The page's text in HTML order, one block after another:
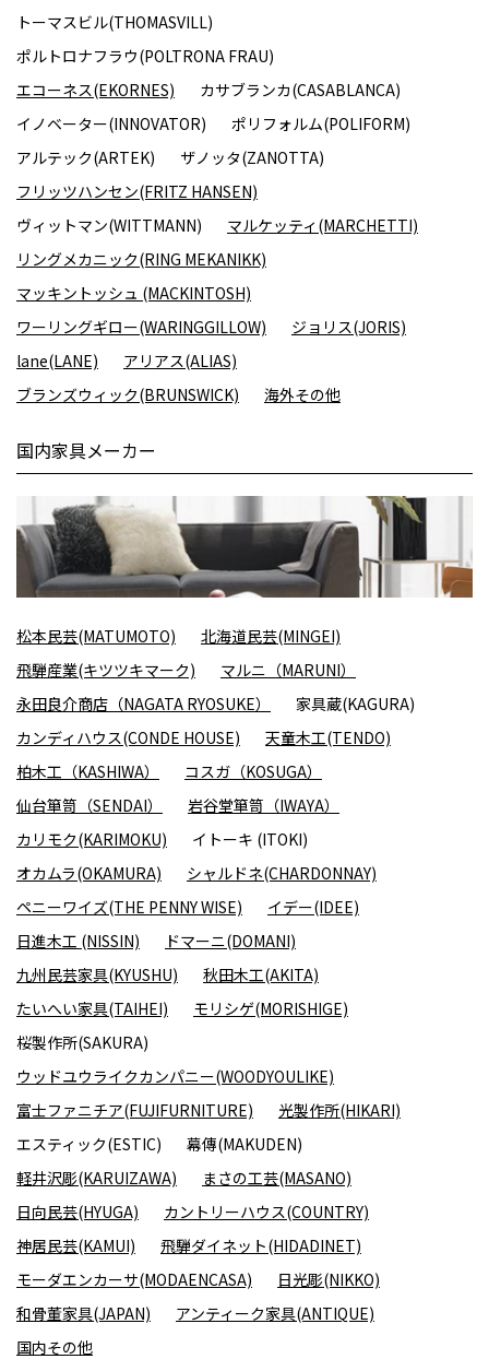
トーマスビル(THOMASVILL)
ポルトロナフラウ(POLTRONA FRAU)
エコーネス(EKORNES)
カサブランカ(CASABLANCA)
イノベーター(INNOVATOR)
ポリフォルム(POLIFORM)
アルテック(ARTEK)
ザノッタ(ZANOTTA)
フリッツハンセン(FRITZ HANSEN)
ヴィットマン(WITTMANN)
マルケッティ(MARCHETTI)
リングメカニック(RING MEKANIKK)
マッキントッシュ (MACKINTOSH)
ワーリングギロー(WARINGGILLOW)
ジョリス(JORIS)
lane(LANE)
アリアス(ALIAS)
ブランズウィック(BRUNSWICK)
海外その他
国内家具メーカー
松本民芸(MATUMOTO)
北海道民芸(MINGEI)
飛騨産業(キツツキマーク)
マルニ（MARUNI）
永田良介商店（NAGATA RYOSUKE）
家具蔵(KAGURA)
カンディハウス(CONDE HOUSE)
天童木工(TENDO)
柏木工（KASHIWA）
コスガ（KOSUGA）
仙台箪笥（SENDAI）
岩谷堂箪笥（IWAYA）
カリモク(KARIMOKU)
イトーキ (ITOKI)
オカムラ(OKAMURA)
シャルドネ(CHARDONNAY)
ペニーワイズ(THE PENNY WISE)
イデー(IDEE)
日進木工 (NISSIN)
ドマーニ(DOMANI)
九州民芸家具(KYUSHU)
秋田木工(AKITA)
たいへい家具(TAIHEI)
モリシゲ(MORISHIGE)
桜製作所(SAKURA)
ウッドユウライクカンパニー(WOODYOULIKE)
富士ファニチア(FUJIFURNITURE)
光製作所(HIKARI)
エスティック(ESTIC)
幕傳(MAKUDEN)
軽井沢彫(KARUIZAWA)
まさの工芸(MASANO)
日向民芸(HYUGA)
カントリーハウス(COUNTRY)
神居民芸(KAMUI)
飛騨ダイネット(HIDADINET)
モーダエンカーサ(MODAENCASA)
日光彫(NIKKO)
和骨董家具(JAPAN)
アンティーク家具(ANTIQUE)
国内その他